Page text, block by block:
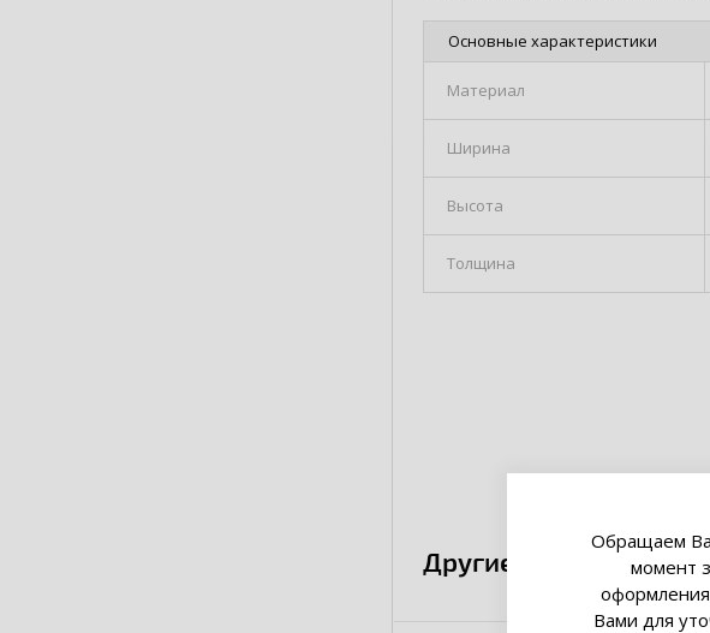
Основные характеристики
Материал
Ширина
Высота
Толщина
Другие товары
Обращаем
момент
Вами для